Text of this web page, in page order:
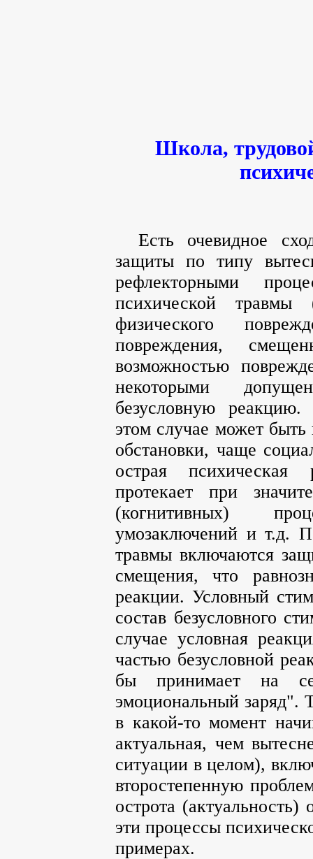
Школа,
Есть очевидное
защиты по типу
рефлекторными
психической
физического
повреждения,
возможностью
некоторыми
безусловную
этом случае может
обстановки, чаще
острая психическая
протекает при
(когнитивных)
умозаключений и т.д.
травмы включаются
смещения, что
реакции. Условный
состав безусловного
случае условная
частью безусловной
бы принимает на
эмоциональный заряд".
в какой-то момент
актуальная, чем
ситуации в целом),
второстепенную
острота
эти процессы
примерах.